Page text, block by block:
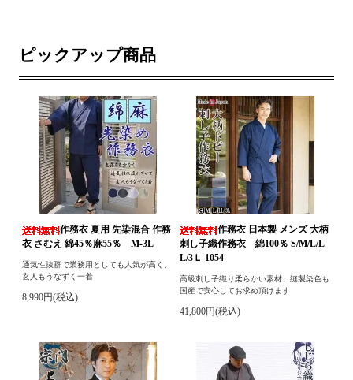
ピックアップ商品
作務衣 夏用 先染混合 作務
衣 さむえ 綿45％麻55％ M-3L
通気性抜群で業務用としても人気が高く、
玄人もうなずく一着
8,990円(税込)
作務衣 日本製 メンズ 大柄
刺し子織作務衣 綿100％ S/M/L/L
L/3Ｌ 1054
高級刺し子織り柔らかい素材、縫製染色も
国産で安心してお求め頂けます
41,800円(税込)